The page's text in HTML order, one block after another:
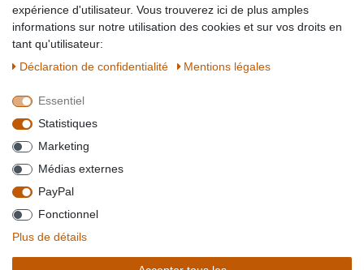
SICHER EINKAUFEN
QUALITÄT
BESUCHEN SIE UNS AUF
WIR AKZEPTIEREN
*Alle Preise verstehen sich inkl. MwSt. zzgl. Versandkosten. **Gilt für Lieferungen
innerhalb deutschlands, Lieferzeiten für andere Länder entnehmen Sie bitte der
Schaltfäche mit denVersandinformationen. *** Bei den ausgewiesenen Versandkosten
expérience d'utilisateur. Vous trouverez ici de plus amples
informations sur notre utilisation des cookies et sur vos droits en
tant qu'utilisateur:
Déclaration de confidentialité
Mentions légales
Essentiel
Statistiques
Marketing
Médias externes
PayPal
Fonctionnel
Plus de détails